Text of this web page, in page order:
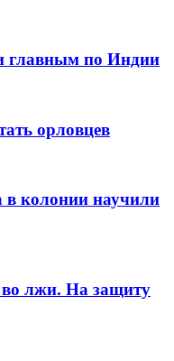
главным по Индии
орловцев
в колонии научили
лжи. На защиту